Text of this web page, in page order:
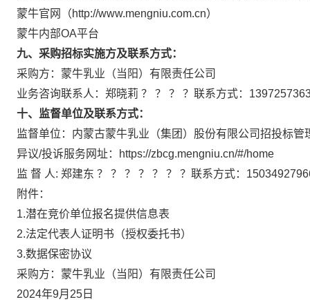
蒙牛官网（http://www.mengniu.com.cn）
蒙牛内部OA平台
九、采购招标实施方及联系方式：
采购方：蒙牛乳业（当阳）有限责任公司
业务咨询联系人：郑晓莉 ？ ？ ？ ？联系方式：
十、监督单位及联系方式：
监督单位：内蒙古蒙牛乳业（集团）股份有限公司招投标管
异议/投诉服务网址：https://zbcg.mengniu.cn/#/home
监 督 人: 郑建东 ？ ？ ？ ？ ？ ？ ？联系方式：
附件：
1.潜在竞价单位报名提供信息表
2.法定代表人证明书（授权委托书）
3.数据保密协议
采购方：蒙牛乳业（当阳）有限责任公司
2024年9月25日